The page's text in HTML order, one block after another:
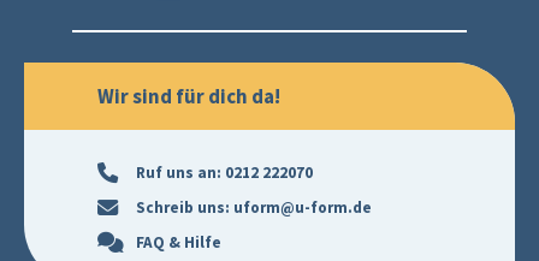
Wir sind für dich da!
Ruf uns an: 0212 222070
Schreib uns: uform@u-form.de
FAQ & Hilfe